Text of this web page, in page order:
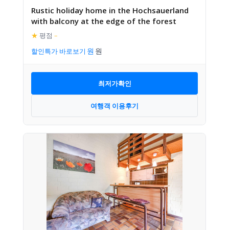
Rustic holiday home in the Hochsauerland
with balcony at the edge of the forest
★ 평점 –
할인특가 바로보기
최저가확인
여행객 이용후기